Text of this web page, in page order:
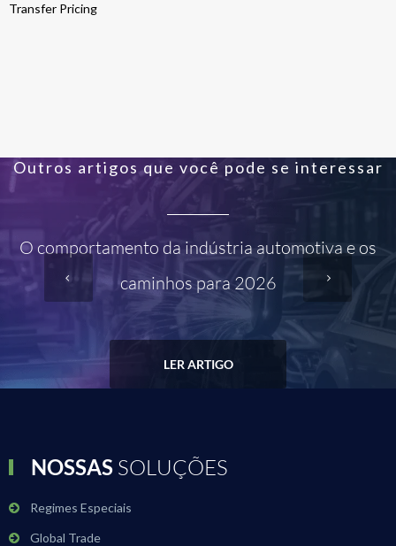
Transfer Pricing
Outros artigos que você pode se interessar
O comportamento da indústria automotiva e os
caminhos para 2026
LER ARTIGO
NOSSAS SOLUÇÕES
Regimes Especiais
Global Trade